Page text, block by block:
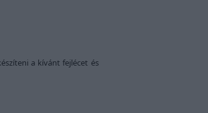
a kívánt fejlécet és